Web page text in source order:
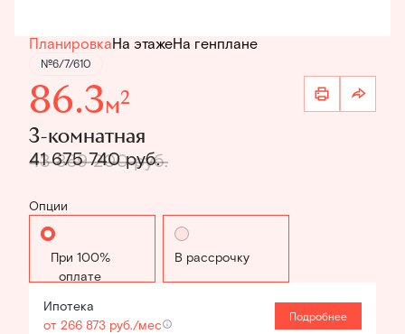
ПланировкаНа этажеНа генплане
№6/7/610
86.3м2
3-комнатная
43 869 200 руб.
41 675 740 руб.
Опции
Стандартная В рассрочку
Ипотека
от 266 873 руб./мес
Подробнее